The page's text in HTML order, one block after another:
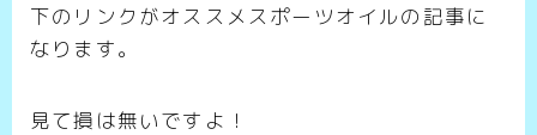
下のリンクがオススメスポーツオイルの記事に
なります。
見て損は無いですよ！